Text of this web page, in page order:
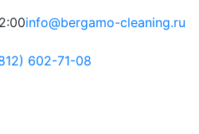
info@bergamo-cleaning.ru
602-71-08